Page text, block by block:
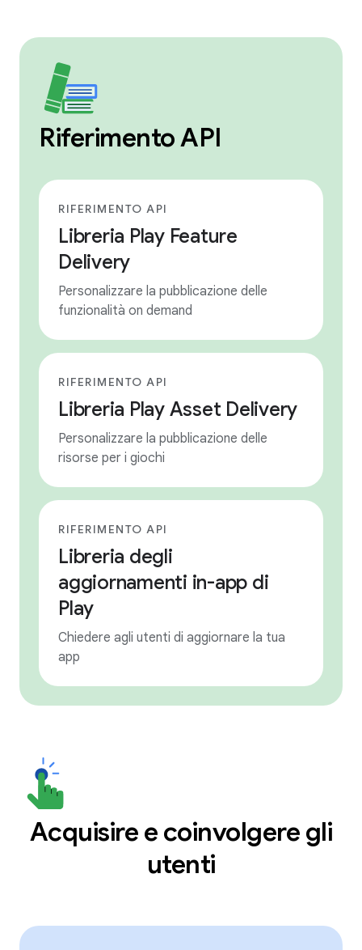
Riferimento API
RIFERIMENTO API
Libreria Play Feature
Delivery
Personalizzare la pubblicazione delle
funzionalità on demand
RIFERIMENTO API
Libreria Play Asset Delivery
Personalizzare la pubblicazione delle
risorse per i giochi
RIFERIMENTO API
Libreria degli
aggiornamenti in-app di
Play
Chiedere agli utenti di aggiornare la tua
app
Acquisire e coinvolgere gli
utenti